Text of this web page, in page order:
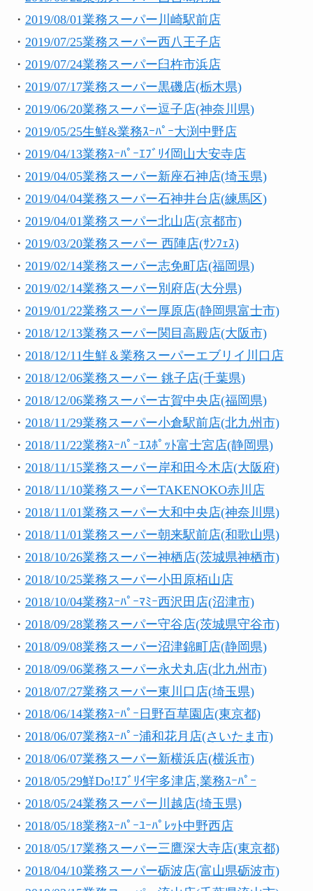
・ 2019/08/01業務スーパー川崎駅前店
・ 2019/07/25業務スーパー西八王子店
・ 2019/07/24業務スーパー臼杵市浜店
・ 2019/07/17業務スーパー黒磯店(栃木県)
・ 2019/06/20業務スーパー逗子店(神奈川県)
・ 2019/05/25生鮮&業務ｽｰﾊﾟｰ大渕中野店
・ 2019/04/13業務ｽｰﾊﾟｰｴﾌﾞﾘｲ岡山大安寺店
・ 2019/04/05業務スーパー新座石神店(埼玉県)
・ 2019/04/04業務スーパー石神井台店(練馬区)
・ 2019/04/01業務スーパー北山店(京都市)
・ 2019/03/20業務スーパー 西陣店(ｻﾝﾌｪｽ)
・ 2019/02/14業務スーパー志免町店(福岡県)
・ 2019/02/14業務スーパー別府店(大分県)
・ 2019/01/22業務スーパー厚原店(静岡県富士市)
・ 2018/12/13業務スーパー関目高殿店(大阪市)
・ 2018/12/11生鮮＆業務スーパーエブリイ川口店
・ 2018/12/06業務スーパー 銚子店(千葉県)
・ 2018/12/06業務スーパー古賀中央店(福岡県)
・ 2018/11/29業務スーパー小倉駅前店(北九州市)
・ 2018/11/22業務ｽｰﾊﾟｰｴｽﾎﾟｯﾄ富士宮店(静岡県)
・ 2018/11/15業務スーパー岸和田今木店(大阪府)
・ 2018/11/10業務スーパーTAKENOKO赤川店
・ 2018/11/01業務スーパー大和中央店(神奈川県)
・ 2018/11/01業務スーパー朝来駅前店(和歌山県)
・ 2018/10/26業務スーパー神栖店(茨城県神栖市)
・ 2018/10/25業務スーパー小田原栢山店
・ 2018/10/04業務ｽｰﾊﾟｰﾏﾐｰ西沢田店(沼津市)
・ 2018/09/28業務スーパー守谷店(茨城県守谷市)
・ 2018/09/08業務スーパー沼津錦町店(静岡県)
・ 2018/09/06業務スーパー永犬丸店(北九州市)
・ 2018/07/27業務スーパー東川口店(埼玉県)
・ 2018/06/14業務ｽｰﾊﾟｰ日野百草園店(東京都)
・ 2018/06/07業務ｽｰﾊﾟｰ浦和花月店(さいたま市)
・ 2018/06/07業務スーパー新横浜店(横浜市)
・ 2018/05/29鮮Do!ｴﾌﾞﾘｲ宇多津店,業務ｽｰﾊﾟｰ
・ 2018/05/24業務スーパー川越店(埼玉県)
・ 2018/05/18業務ｽｰﾊﾟｰﾕｰﾊﾟﾚｯﾄ中野西店
・ 2018/05/17業務スーパー三鷹深大寺店(東京都)
・ 2018/04/10業務スーパー砺波店(富山県砺波市)